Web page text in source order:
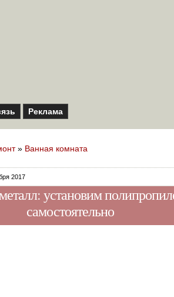
Реклама
» Ванная комната
2017
установим
самостоятельно